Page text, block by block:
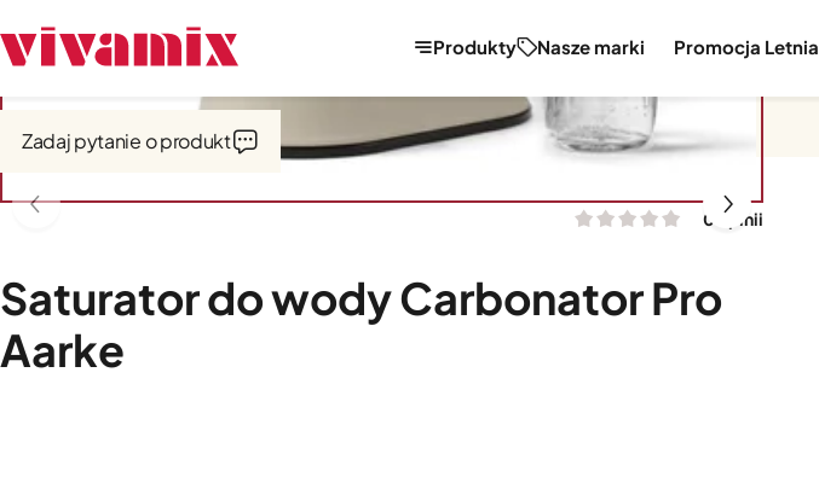
Produkty Nasze marki Promocja Letnia
Saturatory, dzbanki filtrujące Saturatory
0 opinii
Saturator do wody Carbonator Pro
Aarke
Zadaj pytanie o produkt